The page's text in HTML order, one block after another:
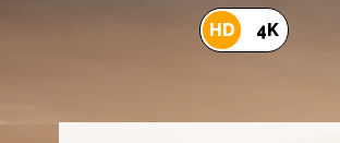
HD 4K